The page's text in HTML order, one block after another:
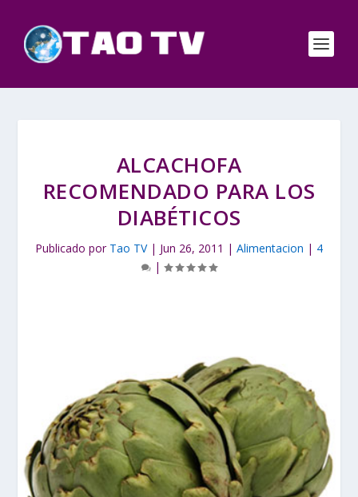
ALCACHOFA
RECOMENDADO PARA LOS
DIABÉTICOS
Publicado por Tao TV| Jun 26, 2011 | Alimentacion | 4
|